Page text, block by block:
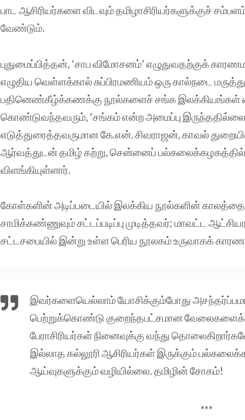
பாட ஆசிரியர்களை விடவும் தமிழாசிரியர்களுக்குச்
வேண்டும்.
புதுமைப்பித்தன், ‘சாப விமோசனம்’ எழுதுவதற்குக்
எழுதிய வெள்ளக்கால் சுப்பிரமணியம் ஒரு கால்நடை
பதினெண்கீழ்க்கணக்கு நூல்களைச் சங்க இலக்கியங்கள்
கொண்டுவந்தவரும், ‘சங்கம் என்ற அமைப்பு
எடுத்துரைத்தவருமான கே.என். சிவராஜன், காவல்
ஆர்வத்துடன் தமிழ் கற்று, சென்னைப்
விளங்கியுள்ளார்.
கோள்களின் அடிப்படையில் இலக்கிய நூல்களின்
சாமிக்கண்ணுவும் சட்டப்படிப்பு முடித்தவர்; மாவட்ட
சட்டசபையில் இன்று உள்ள பெரிய நூலகம் உருவாகக்
இவர்களையெல்லாம் யோசிக்கும்போது
பெற்றுக்கொண்டு குறைந்தபட்சமான
பேராசிரியர்கள் நினைவுக்கு வந்து
இல்லாத கல்லூரி ஆசிரியர்கள் இருக்கும்
ஆய்வுகளுக்கும் வழியில்லை. தமிழின் சோகம்!
***